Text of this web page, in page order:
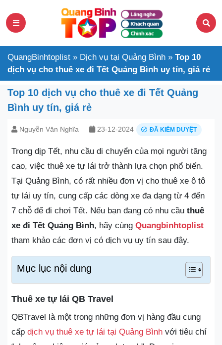
QuangBinhtoplist » Dịch vụ tại Quảng Bình » Top 10
dịch vụ cho thuê xe đi Tết Quảng Bình uy tín, giá rẻ
Top 10 dịch vụ cho thuê xe đi Tết Quảng
Bình uy tín, giá rẻ
Nguyễn Văn Nghĩa 23-12-2024 ĐÃ KIỂM DUYỆT
Trong dịp Tết, nhu cầu di chuyển của mọi người tăng
cao, việc thuê xe tự lái trở thành lựa chọn phổ biến.
Tại Quảng Bình, có rất nhiều đơn vị cho thuê xe ô tô
tự lái uy tín, cung cấp các dòng xe đa dạng từ 4 đến
7 chỗ để đi chơi Tết. Nếu bạn đang có nhu cầu thuê
xe đi Tết Quảng Bình, hãy cùng Quangbinhtoplist
tham khảo các đơn vị có dịch vụ uy tín sau đây.
Mục lục nội dung
Thuê xe tự lái QB Travel
QBTravel là một trong những đơn vị hàng đầu cung
cấp dịch vụ thuê xe tự lái tại Quảng Bình với tiêu chí